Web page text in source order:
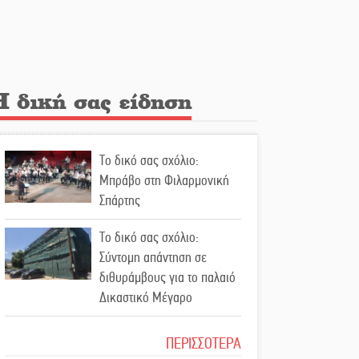
Κλήρωσε για τον Αστέρα
Οδύνη στην Απιδιά για τον
χαμό της 29χρονης Ελένης
σε τροχαίο
«Σφραγίδα» έργου και
απολογισμού στο
Παναρκαδικό από τον Κυρ.
Διαμαντάκο
Μια «χρυσή» ελαιοκομική
δική σας είδηση
Το δικό σας σχόλιο:
Μπράβο στη Φιλαρμονική
Σπάρτης
Το δικό σας σχόλιο:
Σύντομη απάντηση σε
διθυράμβους για το παλαιό
Δικαστικό Μέγαρο
Το δικό σας σχόλιο: Ιερή
ΠΕΡΙΣΣΟΤΕΡΑ